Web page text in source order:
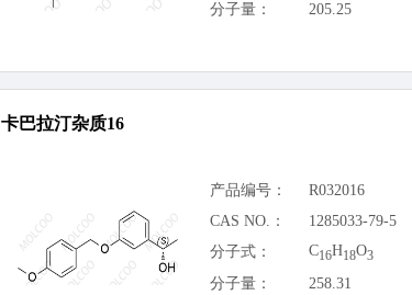
分子量： 205.25
卡巴拉汀杂质16
产品编号：
R032016
CAS NO.：
1285033-79-5
分子式：
C16H18O3
分子量： 258.31